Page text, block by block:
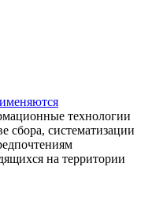
технологии
сбора, систематизации
на территории